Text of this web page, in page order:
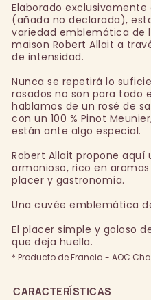
Elaborado
(añada no declarada),
variedad emblemática de
maison Robert Allait a
de intensidad.
Nunca se repetirá lo
rosados no son para todo
hablamos de un rosé de
con un 100 % Pinot
están ante algo especial.
Robert Allait propone aquí
armonioso, rico en
placer y gastronomía.
Una cuvée emblemática
El placer simple y goloso
que deja huella.
* Producto de Francia - AOC
CARACTERÍSTICAS